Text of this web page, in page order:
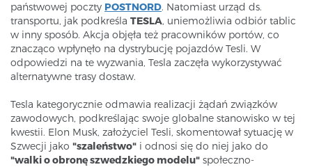
państwowej poczty POSTNORD. Natomiast urząd ds.
transportu, jak podkreśla TESLA, uniemożliwia odbiór tablic
w inny sposób. Akcja objęła też pracowników portów, co
znacząco wpłynęło na dystrybucję pojazdów Tesli. W
odpowiedzi na te wyzwania, Tesla zaczęła wykorzystywać
alternatywne trasy dostaw.
Tesla kategorycznie odmawia realizacji żądań związków
zawodowych, podkreślając swoje globalne stanowisko w tej
kwestii. Elon Musk, założyciel Tesli, skomentował sytuację w
Szwecji jako "szaleństwo" i odnosi się do niej jako do
"walki o obronę szwedzkiego modelu" społeczno-